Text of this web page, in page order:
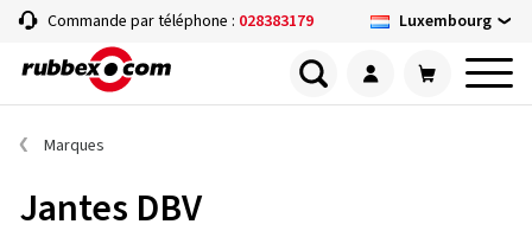
Commande par téléphone : 028383179 Luxembourg
Marques
Jantes DBV